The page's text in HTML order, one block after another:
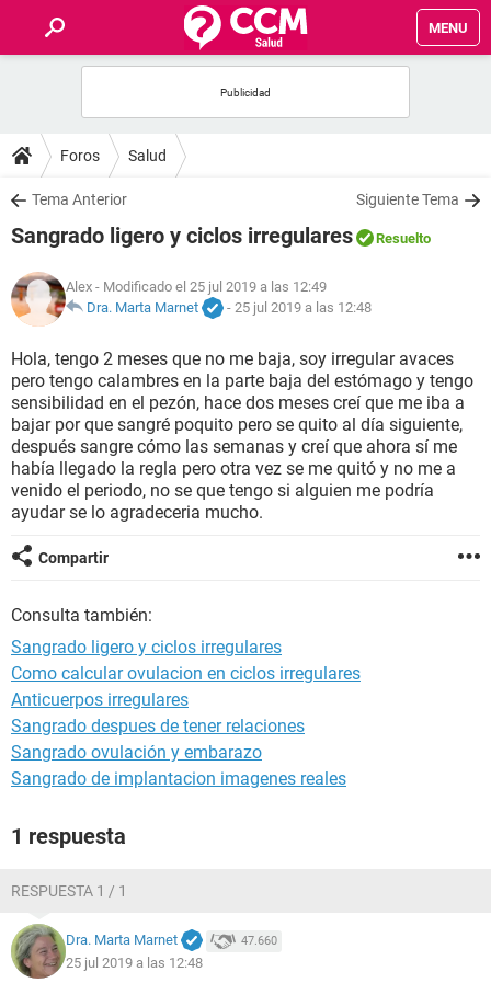
MENU
FOROS
SALUD
FAMILIA
NUTRICIÓN
BIENESTAR
SEXUALIDAD
GLOSARIO
Foros Salud
Tema Anterior Siguiente Tema
Sangrado ligero y ciclos irregulares Resuelto
Alex - Modificado el 25 jul 2019 a las 12:49
Dra. Marta Marnet
- 25 jul 2019 a las 12:48
Hola, tengo 2 meses que no me baja, soy irregular avaces
pero tengo calambres en la parte baja del estómago y tengo
sensibilidad en el pezón, hace dos meses creí que me iba a
bajar por que sangré poquito pero se quito al día siguiente,
después sangre cómo las semanas y creí que ahora sí me
había llegado la regla pero otra vez se me quitó y no me a
venido el periodo, no se que tengo si alguien me podría
ayudar se lo agradeceria mucho.
Compartir
Consulta también:
Sangrado ligero y ciclos irregulares
Como calcular ovulacion en ciclos irregulares
Anticuerpos irregulares
Sangrado despues de tener relaciones
Sangrado ovulación y embarazo
Sangrado de implantacion imagenes reales
1 respuesta
RESPUESTA 1 / 1
Dra. Marta Marnet 47.660
25 jul 2019 a las 12:48